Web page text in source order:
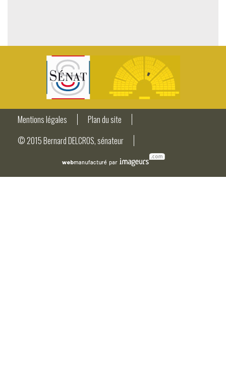
Mentions légales
Plan du site
© 2015 Bernard DELCROS, sénateur